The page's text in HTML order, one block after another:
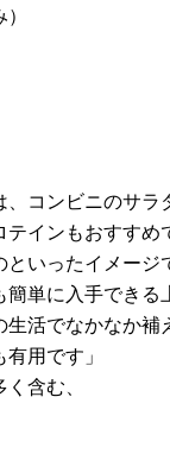
、コンビニのサ
テインもおすすめ
といったイメージ
簡単に入手できる
生活でなかなか補
用です」
含む、